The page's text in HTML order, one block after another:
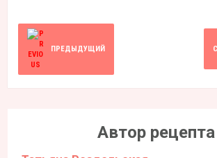
ПРЕДЫДУЩИЙ
Автор рецепта